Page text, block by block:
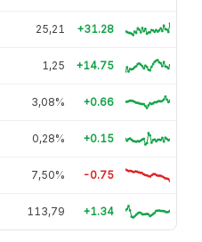
25,21 +31.28
1,25 +14.75
3,08% +0.66
0,28% +0.15
7,50% -0.75
113,79 +1.34